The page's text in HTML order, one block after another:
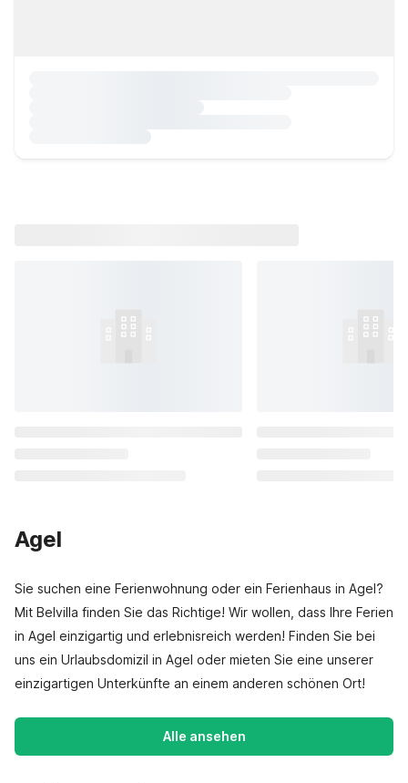
Agel
Sie suchen eine Ferienwohnung oder ein Ferienhaus in Agel?
Mit Belvilla finden Sie das Richtige! Wir wollen, dass Ihre Ferien
in Agel einzigartig und erlebnisreich werden! Finden Sie bei
uns ein Urlaubsdomizil in Agel oder mieten Sie eine unserer
einzigartigen Unterkünfte an einem anderen schönen Ort!
Alle ansehen